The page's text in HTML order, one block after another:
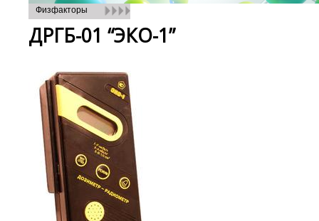
Физфакторы
ДРГБ-01 “ЭКО-1”